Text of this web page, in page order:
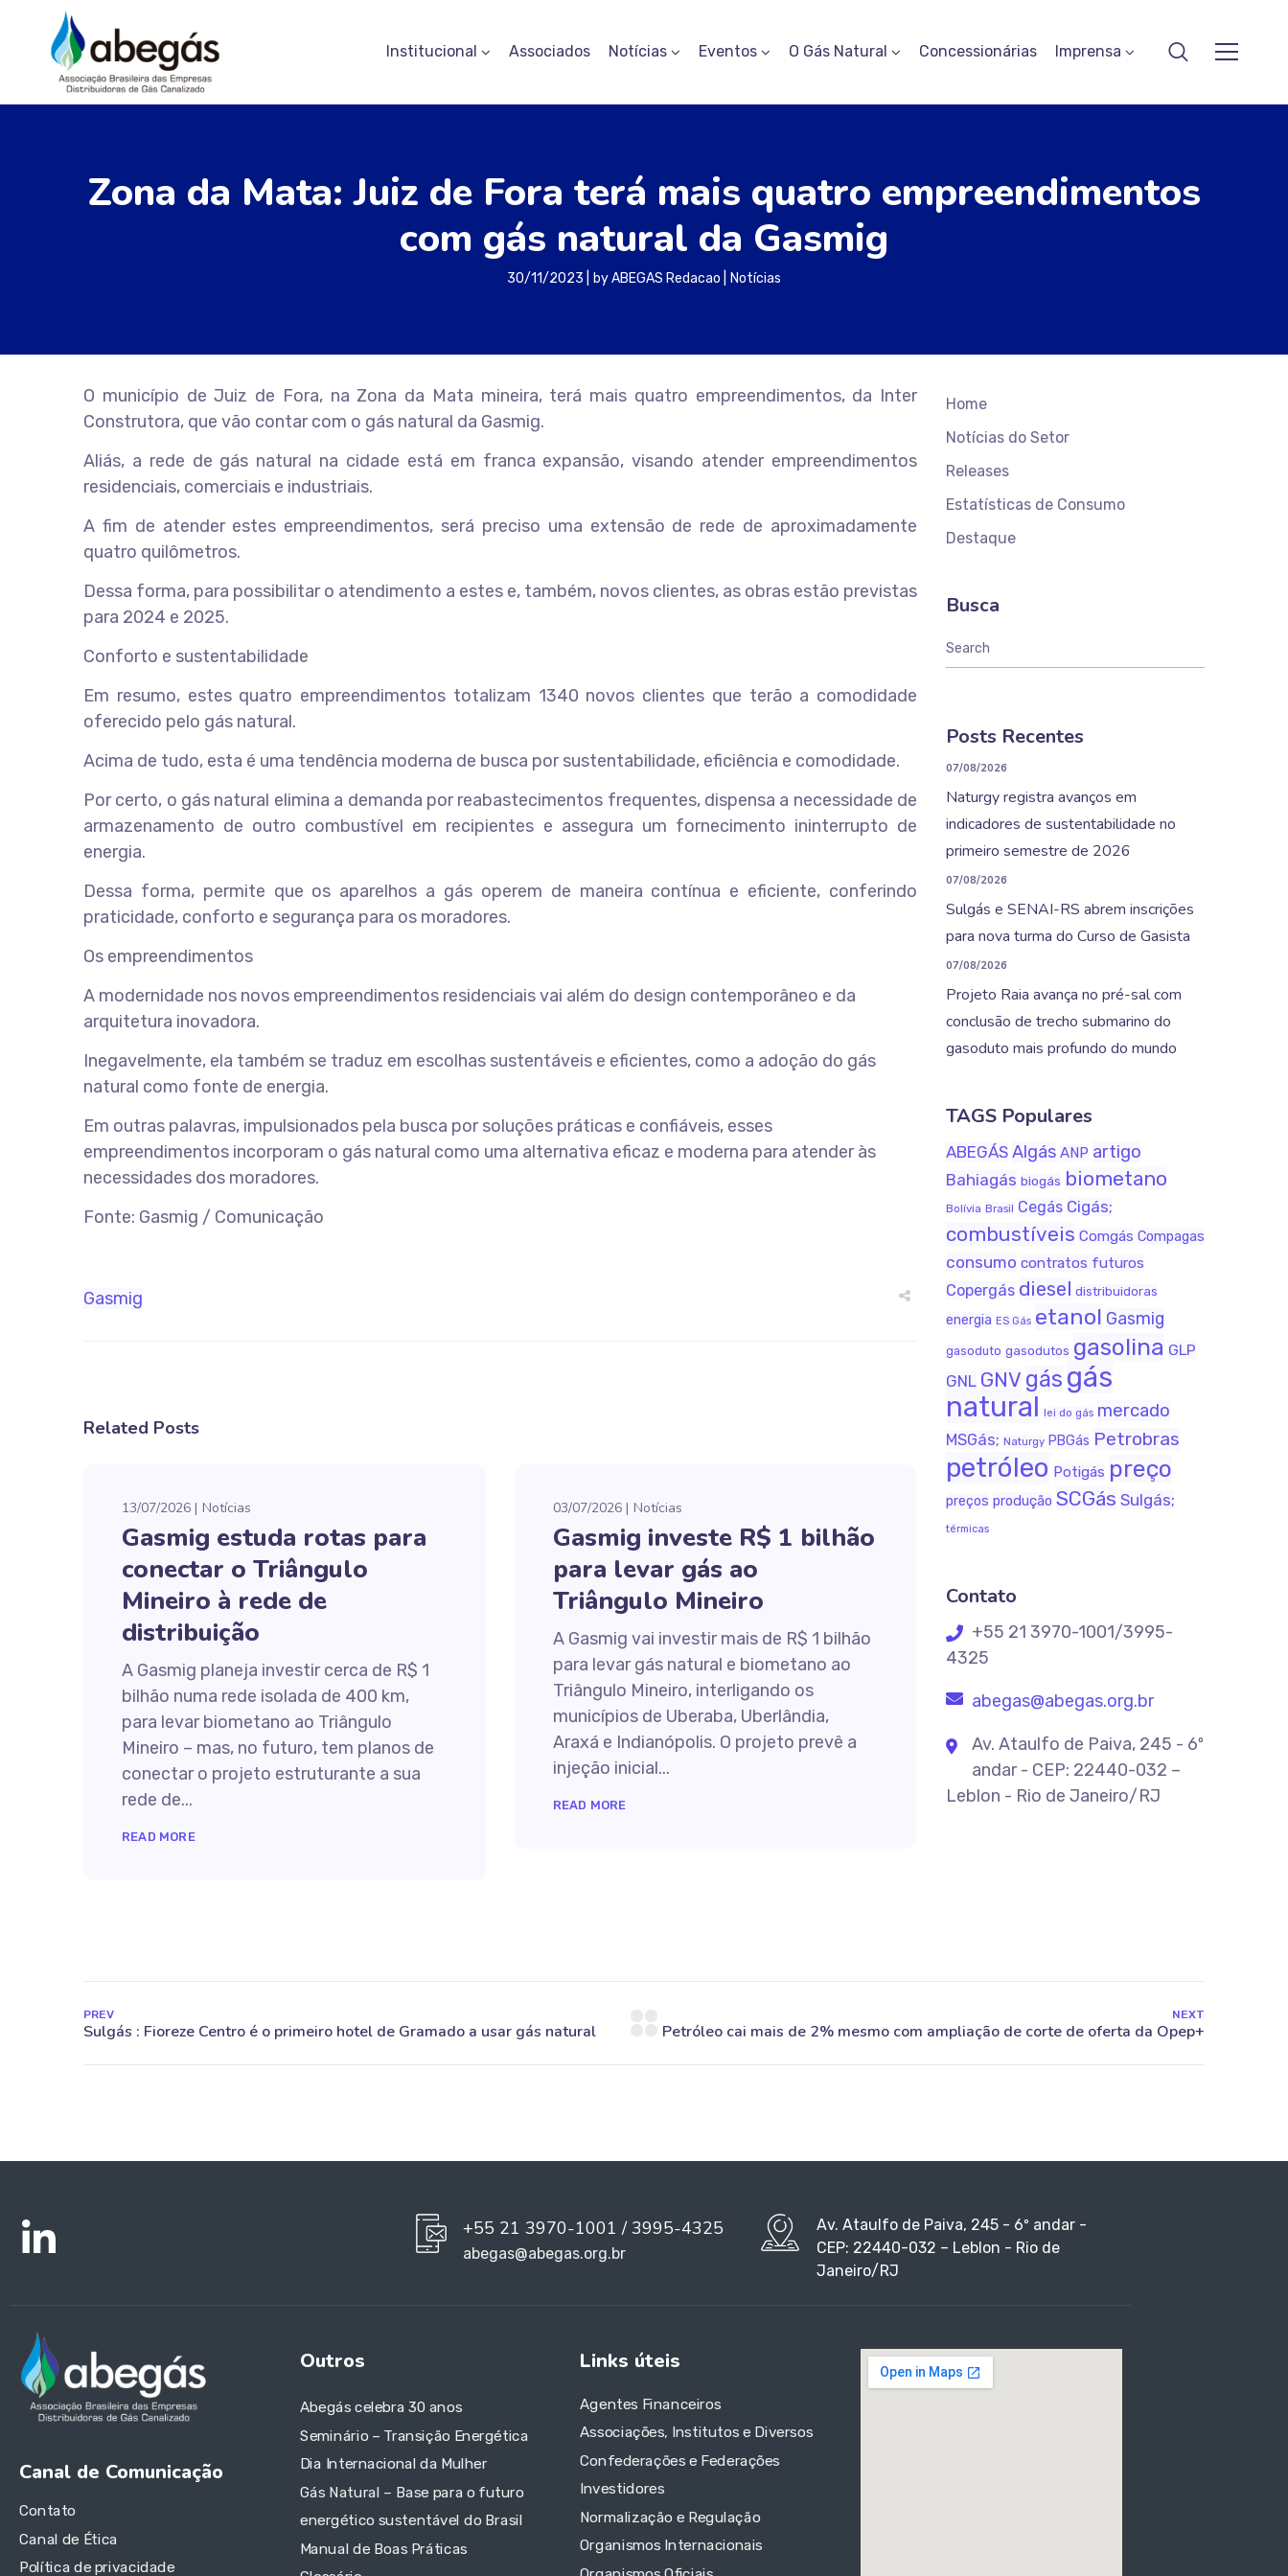
Institucional Associados Notícias Eventos O Gás Natural Concessionárias Imprensa
Zona da Mata: Juiz de Fora terá mais quatro empreendimentos
com gás natural da Gasmig
30/11/2023 byABEGAS Redacao Notícias
O município de Juiz de Fora, na Zona da Mata mineira, terá mais quatro empreendimentos, da Inter
Construtora, que vão contar com o gás natural da Gasmig.
Aliás, a rede de gás natural na cidade está em franca expansão, visando atender empreendimentos
residenciais, comerciais e industriais.
A fim de atender estes empreendimentos, será preciso uma extensão de rede de aproximadamente
quatro quilômetros.
Dessa forma, para possibilitar o atendimento a estes e, também, novos clientes, as obras estão previstas
para 2024 e 2025.
Conforto e sustentabilidade
Em resumo, estes quatro empreendimentos totalizam 1340 novos clientes que terão a comodidade
oferecido pelo gás natural.
Acima de tudo, esta é uma tendência moderna de busca por sustentabilidade, eficiência e comodidade.
Por certo, o gás natural elimina a demanda por reabastecimentos frequentes, dispensa a necessidade de
armazenamento de outro combustível em recipientes e assegura um fornecimento ininterrupto de
energia.
Dessa forma, permite que os aparelhos a gás operem de maneira contínua e eficiente, conferindo
praticidade, conforto e segurança para os moradores.
Os empreendimentos
A modernidade nos novos empreendimentos residenciais vai além do design contemporâneo e da
arquitetura inovadora.
Inegavelmente, ela também se traduz em escolhas sustentáveis e eficientes, como a adoção do gás
natural como fonte de energia.
Em outras palavras, impulsionados pela busca por soluções práticas e confiáveis, esses
empreendimentos incorporam o gás natural como uma alternativa eficaz e moderna para atender às
necessidades dos moradores.
Fonte: Gasmig / Comunicação
Gasmig
Related Posts
13/07/2026 Notícias
Gasmig estuda rotas para
conectar o Triângulo
Mineiro à rede de
distribuição
A Gasmig planeja investir cerca de R$ 1
bilhão numa rede isolada de 400 km,
para levar biometano ao Triângulo
Mineiro – mas, no futuro, tem planos de
conectar o projeto estruturante a sua
rede de...
READ MORE
03/07/2026 Notícias
Gasmig investe R$ 1 bilhão
para levar gás ao
Triângulo Mineiro
A Gasmig vai investir mais de R$ 1 bilhão
para levar gás natural e biometano ao
Triângulo Mineiro, interligando os
municípios de Uberaba, Uberlândia,
Araxá e Indianópolis. O projeto prevê a
injeção inicial...
READ MORE
Home
Notícias do Setor
Releases
Estatísticas de Consumo
Destaque
Busca
Posts Recentes
07/08/2026
Naturgy registra avanços em
indicadores de sustentabilidade no
primeiro semestre de 2026
07/08/2026
Sulgás e SENAI-RS abrem inscrições
para nova turma do Curso de Gasista
07/08/2026
Projeto Raia avança no pré-sal com
conclusão de trecho submarino do
gasoduto mais profundo do mundo
TAGS Populares
ABEGÁS Algás ANP artigo
Bahiagás biogás biometano
Bolívia Brasil Cegás Cigás;
combustíveis Comgás Compagas
consumo contratos futuros
Copergás diesel distribuidoras
energia ES Gás etanol Gasmig
gasoduto gasodutos gasolina GLP
GNL GNV gás gás
natural lei do gás mercado
MSGás; Naturgy PBGás Petrobras
petróleo Potigás preço
preços produção SCGás Sulgás;
térmicas
Contato
+55 21 3970-1001/3995-
4325
abegas@abegas.org.br
Av. Ataulfo de Paiva, 245 - 6º
andar - CEP: 22440-032 –
Leblon - Rio de Janeiro/RJ
PREV NEXT
+55 21 3970-1001 / 3995-4325
abegas@abegas.org.br
Av. Ataulfo de Paiva, 245 - 6º andar -
CEP: 22440-032 – Leblon - Rio de
Janeiro/RJ
Canal de Comunicação
Contato
Canal de Ética
Política de privacidade
Outros
Abegás celebra 30 anos
Seminário – Transição Energética
Dia Internacional da Mulher
Gás Natural – Base para o futuro
energético sustentável do Brasil
Manual de Boas Práticas
Links úteis
Agentes Financeiros
Associações, Institutos e Diversos
Confederações e Federações
Investidores
Normalização e Regulação
Organismos Internacionais